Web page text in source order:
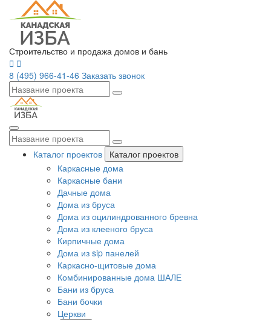
Строительство и продажа домов и бань
8 (495) 966-41-46 Заказать звонок
Каталог проектов
Каталог проектов
Каркасные дома
Каркасные бани
Дачные дома
Дома из бруса
Дома из оцилиндрованного бревна
Дома из клееного бруса
Кирпичные дома
Дома из sip панелей
Каркасно-щитовые дома
Комбинированные дома ШАЛЕ
Бани из бруса
Бани бочки
Церкви